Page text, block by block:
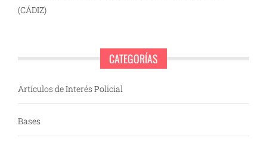
(CÁDIZ)
CATEGORÍAS
Artículos de Interés Policial
Bases